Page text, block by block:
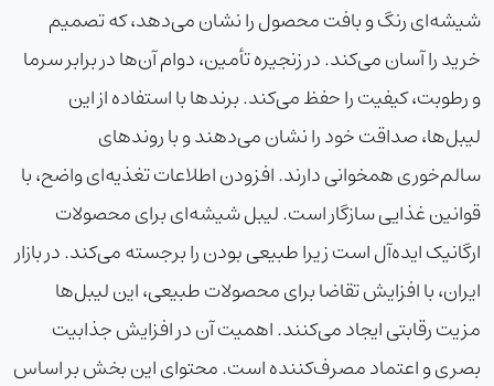
شیشه‌ای رنگ و بافت محصول را نشان می‌دهد، که تصمیم
خرید را آسان می‌کند. در زنجیره تأمین، دوام آن‌ها در برابر سرما
و رطوبت، کیفیت را حفظ می‌کند. برندها با استفاده از این
لیبل‌ها، صداقت خود را نشان می‌دهند و با روندهای
سالم‌خوری همخوانی دارند. افزودن اطلاعات تغذیه‌ای واضح، با
قوانین غذایی سازگار است. لیبل شیشه‌ای برای محصولات
ارگانیک ایده‌آل است زیرا طبیعی بودن را برجسته می‌کند. در بازار
ایران، با افزایش تقاضا برای محصولات طبیعی، این لیبل‌ها
مزیت رقابتی ایجاد می‌کنند. اهمیت آن در افزایش جذابیت
بصری و اعتماد مصرف‌کننده است. محتوای این بخش بر اساس